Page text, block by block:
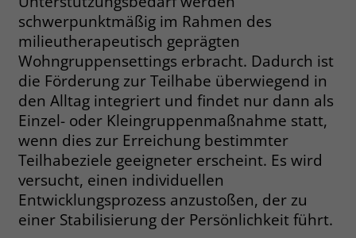
schwerpunktmäßig im Rahmen des
milieutherapeutisch geprägten
Wohngruppensettings erbracht. Dadurch ist
die Förderung zur Teilhabe überwiegend in
den Alltag integriert und findet nur dann als
Einzel- oder Kleingruppenmaßnahme statt,
wenn dies zur Erreichung bestimmter
Teilhabeziele geeigneter erscheint. Es wird
versucht, einen individuellen
Entwicklungsprozess anzustoßen, der zu
einer Stabilisierung der Persönlichkeit führt.
Name __cf_bm
Anbieter .fonts.net
Laufzeit 30 Minuten
Zweck
This cookie, set by Cloudflare, is used to
support Cloudflare Bot Management.
Name JSessionID
Anbieter jobs.stiftung-liebenau.de
Name _gcl_au
Anbieter Google Ads
Laufzeit 90 Tage
Zweck Enthält eine zufallsgenerierte User-ID.
Name _gcl_aw
Anbieter Google Ads